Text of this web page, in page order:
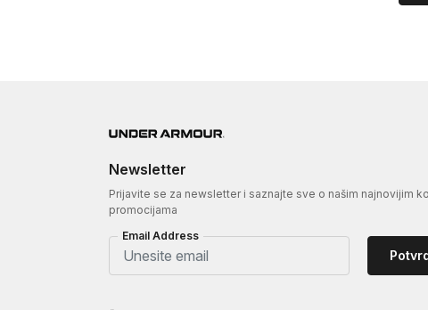
Newsletter
Prijavite se za newsletter i saznajte sve o našim najnovijim
promocijama
Email Address